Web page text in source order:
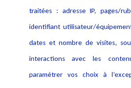
traitées : adresse IP, pages/
identifiant utilisateur/
dates et nombre de visites,
interactions avec les
paramétrer vos choix à